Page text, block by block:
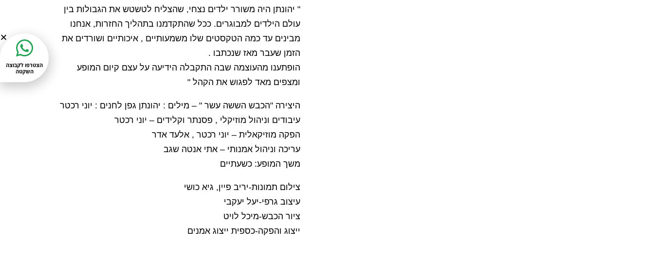
" יהונתן היה משורר ילדים נצחי, שהצליח לטשטש את הגבולות בין
עולם הילדים למבוגרים. ככל שהתקדמנו בתהליך החזרות, אנחנו
מבינים עד כמה הטקסטים שלו משמעותיים , איכותיים ושורדים את
הזמן שעבר מאז שנכתבו .
הופתענו מהעוצמה שבה התקבלה הידיעה על עצם קיום המופע
ומצפים מאד לפגוש את הקהל "
היצירה "הכבש הששה עשר " – מילים : יהונתן גפן לחנים : יוני רכטר
עיבודים וניהול מוזיקלי , פסנתר וקלידים – יוני רכטר
הפקה מוזיקאלית – יוני רכטר , אלעד אדר
עריכה וניהול אמנותי – אתי אנטה שגב
משך המופע: כשעתיים
צילום תמונות-יריב פיין, גיא כושי
עיצוב גרפי-יעל יעקבי
ציור הכבש-מיכל לויט
ייצוג והפקה-כספית ייצוג אמנים
הצטרפו לקבוצה
השקטה